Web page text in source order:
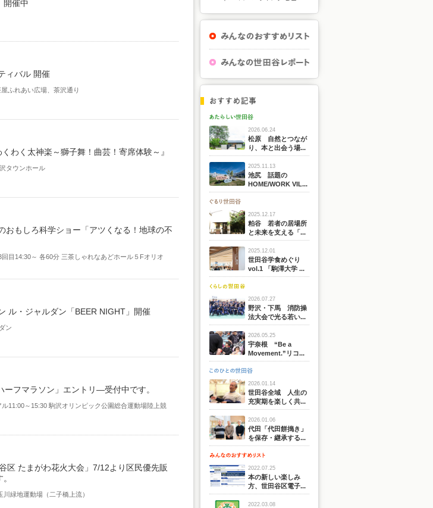
開催中
ィバル 開催
ふれあい広場、茶沢通り
わく太神楽～獅子舞！曲芸！寄席体験～』
タウンホール
もしろ科学ショー「アツくなる！地球の不
目14:30～ 各60分 三茶しゃれなあどホール５Fオリオ
ル・ジャルダン「BEER NIGHT」開催
ン
フマラソン」エントリ―受付中です。
11:00～15:30 駒沢オリンピック公園総合運動場陸上競
区 たまがわ花火大会」7/12より区民優先販
緑地運動場（二子橋上流）
2026.06.24
松原 自然とつなが
り、本と出会う場...
2025.11.13
池尻 話題の
HOME/WORK VIL...
2025.12.17
粕谷 若者の居場所
と未来を支える「...
2025.12.01
世田谷学食めぐり
vol.1 「駒澤大学 ...
2026.07.27
野沢・下馬 消防操
法大会で光る若い...
2026.05.25
宇奈根 “Be a
Movement.”リコ...
2026.01.14
世田谷全域 人生の
充実期を楽しく共...
2026.01.06
代田「代田餅搗き」
を保存・継承する...
2022.07.25
本の新しい楽しみ
方、世田谷区電子...
2022.03.08